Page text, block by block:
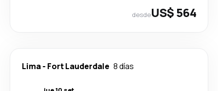
desdeUS$ 564
Lima- Fort Lauderdale 8 días